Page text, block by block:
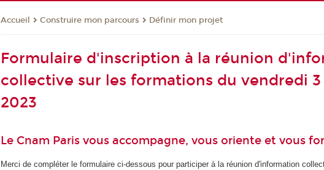
Accueil Construire mon parcours Définir mon projet
Formulaire d'inscription à la réunion
collective sur les formations du vendredi
2023
Le Cnam Paris vous accompagne, vous oriente et vous
Merci de compléter le formulaire ci-dessous pour participer à la réunion d'information